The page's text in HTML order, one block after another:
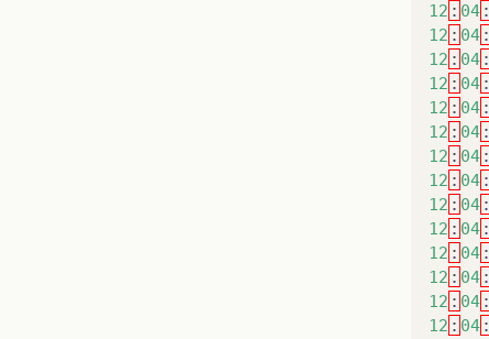
12 : 04 :
12 : 04 :
12 : 04 :
12 : 04 :
12 : 04 :
12 : 04 :
12 : 04 :
12 : 04 :
12 : 04 :
12 : 04 :
12 : 04 :
12 : 04 :
12 : 04 :
12 : 04 :